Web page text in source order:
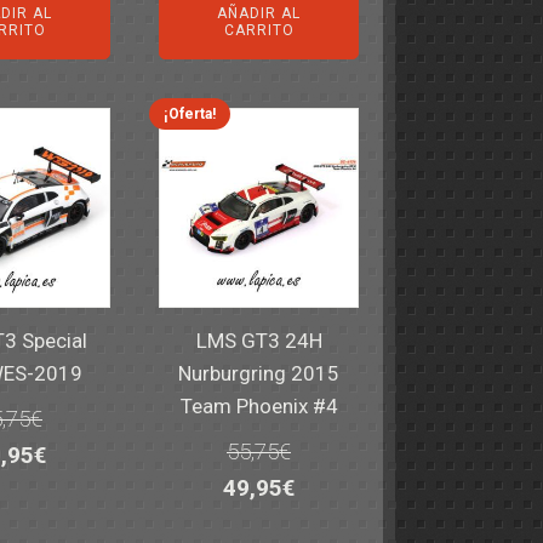
actual
es:
AL
original
era:
82,40€.
actual
es:
AÑADIR AL
CARRITO
Special
2019
€
€El
¡Oferta!
LMS GT3 24H
Nurburgring 2015
Team Phoenix #4
55,75€
El
49,95€El